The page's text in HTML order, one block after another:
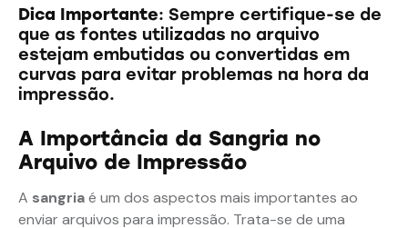
Dica Importante: Sempre certifique-se de
que as fontes utilizadas no arquivo
estejam embutidas ou convertidas em
curvas para evitar problemas na hora da
impressão.
A Importância da Sangria no
Arquivo de Impressão
A sangriaé um dos aspectos mais importantes ao
enviar arquivos para impressão. Trata-se de uma